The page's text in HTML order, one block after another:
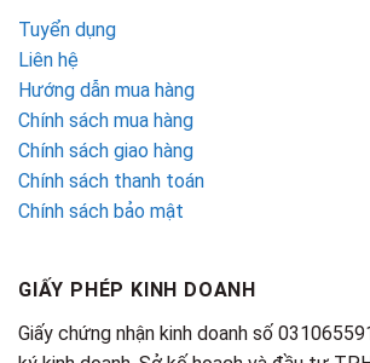
Tuyển dụng
Liên hệ
Hướng dẫn mua hàng
Chính sách mua hàng
Chính sách giao hàng
Chính sách thanh toán
Chính sách bảo mật
GIẤY PHÉP KINH DOANH
Giấy chứng nhận kinh doanh số